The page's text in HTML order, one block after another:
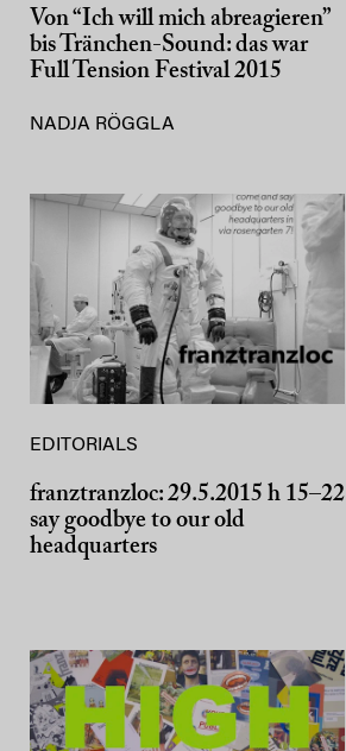
Von “Ich will mich abreagieren”
bis Tränchen-Sound: das war
Full Tension Festival 2015
NADJA RÖGGLA
EDITORIALS
franztranzloc: 29.5.2015 h 15–22
say goodbye to our old
headquarters